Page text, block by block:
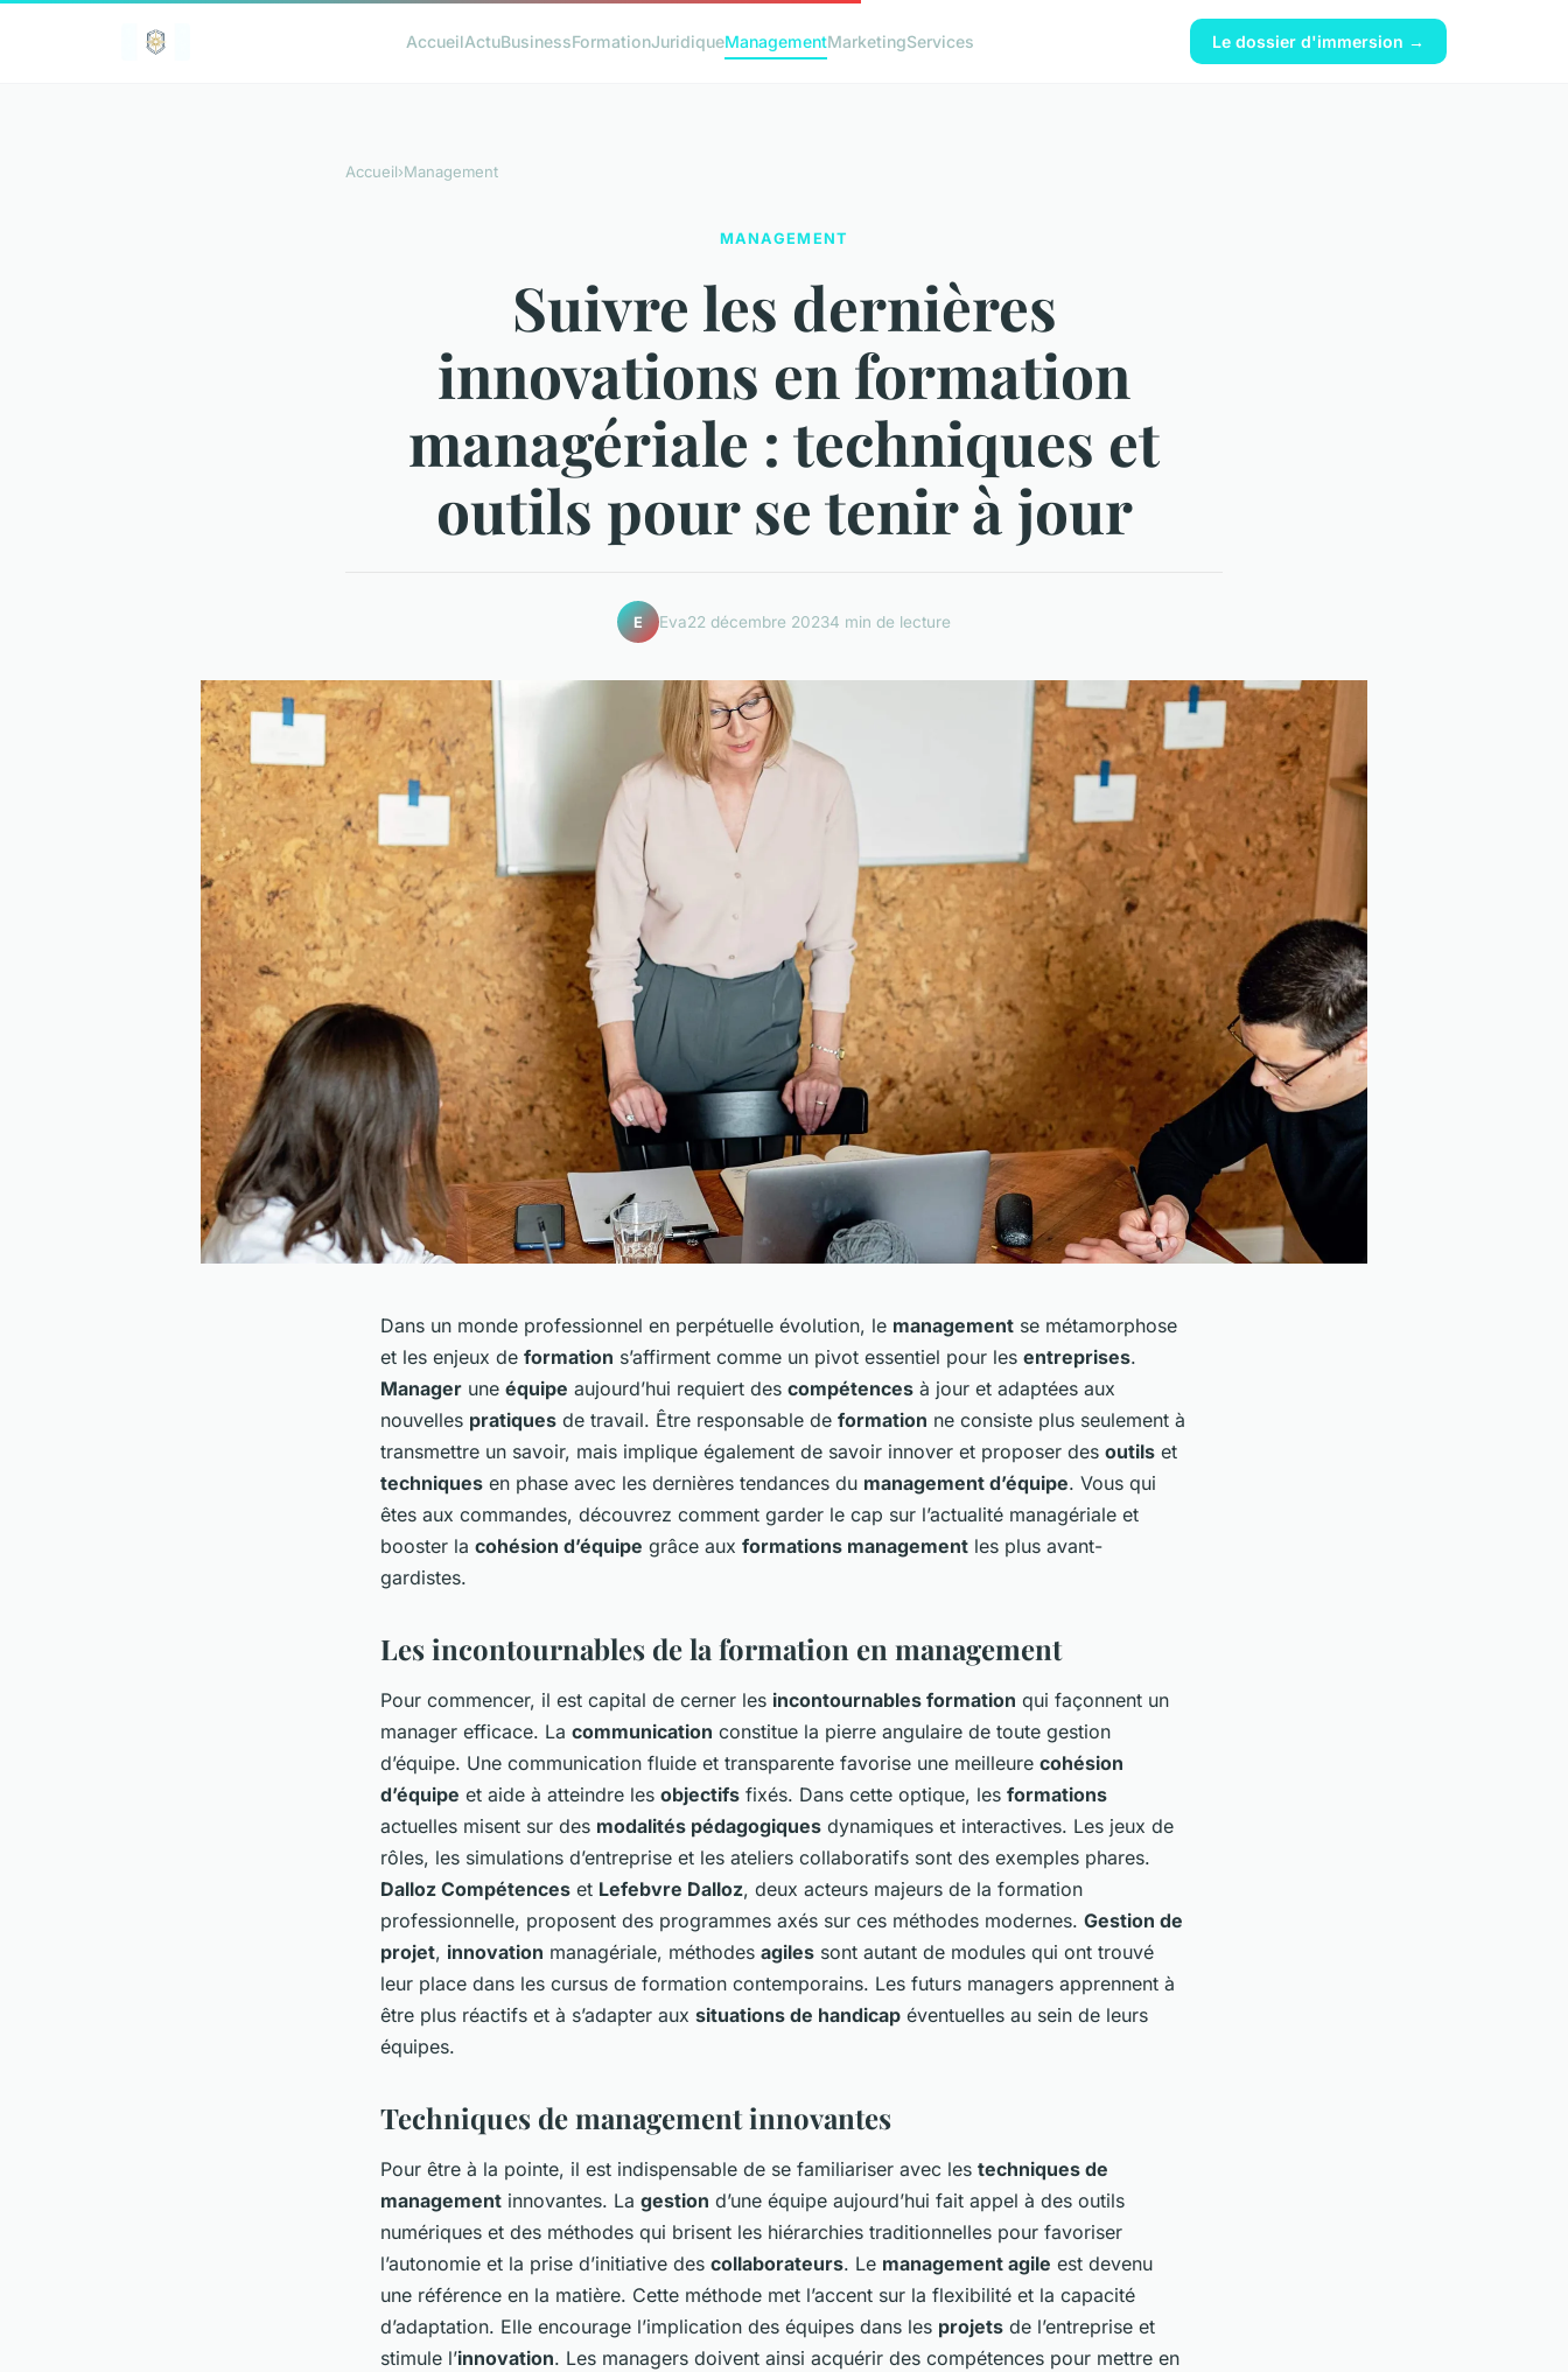
AccueilActuBusinessFormationJuridiqueManagementMarketingServices Le dossier d'immersion →
Accueil›Management
MANAGEMENT
Suivre les dernières
innovations en formation
managériale : techniques et
outils pour se tenir à jour
E Eva22 décembre 20234 min de lecture
Dans un monde professionnel en perpétuelle évolution, le management se métamorphose
et les enjeux de formation s’affirment comme un pivot essentiel pour les entreprises.
Manager une équipe aujourd’hui requiert des compétences à jour et adaptées aux
nouvelles pratiques de travail. Être responsable de formation ne consiste plus seulement à
transmettre un savoir, mais implique également de savoir innover et proposer des outils et
techniques en phase avec les dernières tendances du management d’équipe. Vous qui
êtes aux commandes, découvrez comment garder le cap sur l’actualité managériale et
booster la cohésion d’équipe grâce aux formations management les plus avant-
gardistes.
Les incontournables de la formation en management
Pour commencer, il est capital de cerner les incontournables formation qui façonnent un
manager efficace. La communication constitue la pierre angulaire de toute gestion
d’équipe. Une communication fluide et transparente favorise une meilleure cohésion
d’équipe et aide à atteindre les objectifs fixés. Dans cette optique, les formations
actuelles misent sur des modalités pédagogiques dynamiques et interactives. Les jeux de
rôles, les simulations d’entreprise et les ateliers collaboratifs sont des exemples phares.
Dalloz Compétences et Lefebvre Dalloz, deux acteurs majeurs de la formation
professionnelle, proposent des programmes axés sur ces méthodes modernes. Gestion de
projet, innovation managériale, méthodes agiles sont autant de modules qui ont trouvé
leur place dans les cursus de formation contemporains. Les futurs managers apprennent à
être plus réactifs et à s’adapter aux situations de handicap éventuelles au sein de leurs
équipes.
Techniques de management innovantes
Pour être à la pointe, il est indispensable de se familiariser avec les techniques de
management innovantes. La gestion d’une équipe aujourd’hui fait appel à des outils
numériques et des méthodes qui brisent les hiérarchies traditionnelles pour favoriser
l’autonomie et la prise d’initiative des collaborateurs. Le management agile est devenu
une référence en la matière. Cette méthode met l’accent sur la flexibilité et la capacité
d’adaptation. Elle encourage l’implication des équipes dans les projets de l’entreprise et
stimule l’innovation. Les managers doivent ainsi acquérir des compétences pour mettre en